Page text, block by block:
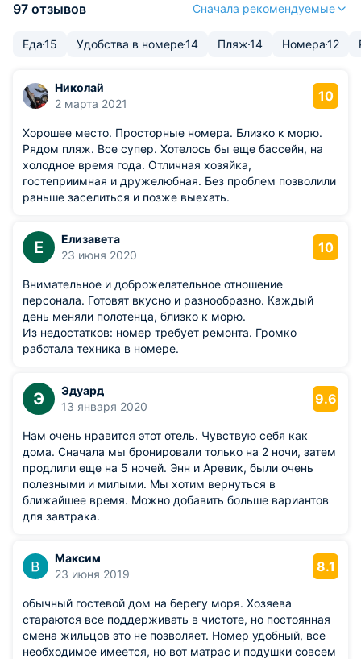
97 отзывов Сначала рекомендуемые
Еда15 Удобства в номере14 Пляж14 Номера12
Николай
2 марта 2021
10
Хорошее место. Просторные номера. Близко к морю.
Рядом пляж. Все супер. Хотелось бы еще бассейн, на
холодное время года. Отличная хозяйка,
гостеприимная и дружелюбная. Без проблем позволили
раньше заселиться и позже выехать.
Е
Елизавета
23 июня 2020
10
Внимательное и доброжелательное отношение
персонала. Готовят вкусно и разнообразно. Каждый
день меняли полотенца, близко к морю.
Из недостатков: номер требует ремонта. Громко
работала техника в номере.
Э
Эдуард
13 января 2020
9.6
Нам очень нравится этот отель. Чувствую себя как
дома. Сначала мы бронировали только на 2 ночи, затем
продлили еще на 5 ночей. Энн и Аревик, были очень
полезными и милыми. Мы хотим вернуться в
ближайшее время. Можно добавить больше вариантов
для завтрака.
Максим
23 июня 2019
8.1
обычный гостевой дом на берегу моря. Хозяева
стараются все поддерживать в чистоте, но постоянная
смена жильцов это не позволяет. Номер удобный, все
необходимое имеется, но вот матрас и подушки совсем